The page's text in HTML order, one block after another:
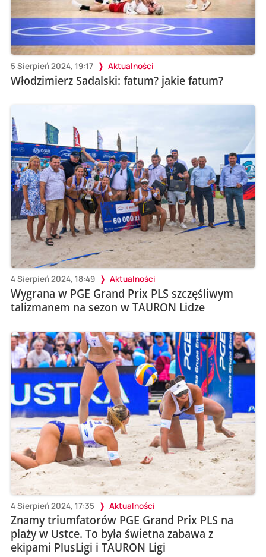
5 Sierpień 2024, 19:17 Aktualności
Włodzimierz Sadalski: fatum? jakie fatum?
4 Sierpień 2024, 18:49 Aktualności
Wygrana w PGE Grand Prix PLS szczęśliwym
talizmanem na sezon w TAURON Lidze
4 Sierpień 2024, 17:35 Aktualności
Znamy triumfatorów PGE Grand Prix PLS na
plaży w Ustce. To była świetna zabawa z
ekipami PlusLigi i TAURON Ligi